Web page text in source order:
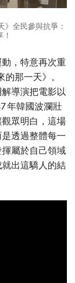
全民參與抗爭：
，特意再次重
那一天》。
導演把電影以
年韓國波瀾壯
眾明白，這場
透過整體每一
屬於自己領域
出這驕人的結